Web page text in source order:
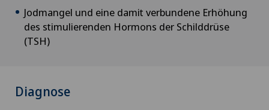
Chiropraktik
Computertomographie
Jodmangel und eine damit verbundene Erhöhung
des stimulierenden Hormons der Schilddrüse
(TSH)
Diagnose